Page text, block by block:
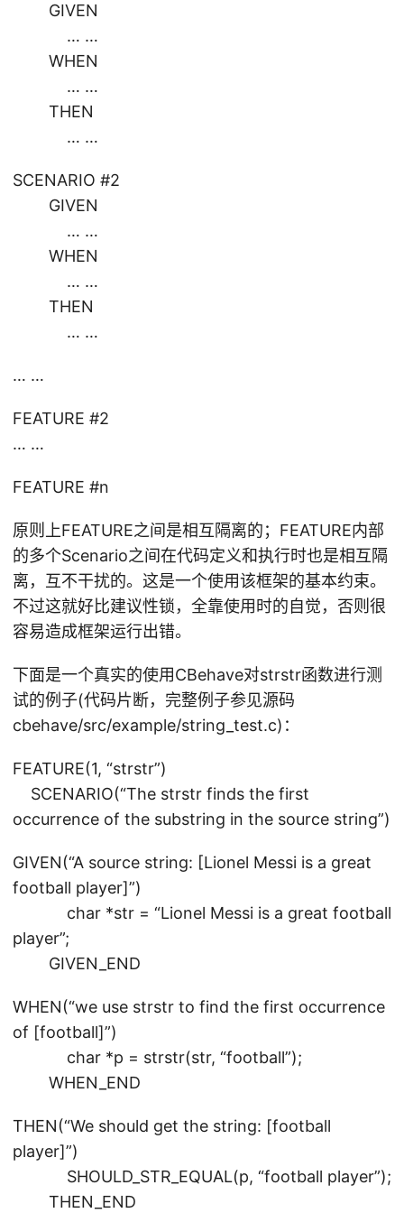
GIVEN
… …
WHEN
… …
THEN
… …
SCENARIO #2
GIVEN
… …
WHEN
… …
THEN
… …
… …
FEATURE #2
… …
FEATURE #n
原则上FEATURE之间是相互隔离的；FEATURE内部
的多个Scenario之间在代码定义和执行时也是相互隔
离，互不干扰的。这是一个使用该框架的基本约束。
不过这就好比建议性锁，全靠使用时的自觉，否则很
容易造成框架运行出错。
下面是一个真实的使用CBehave对strstr函数进行测
试的例子(代码片断，完整例子参见源码
cbehave/src/example/string_test.c)：
FEATURE(1, “strstr”)
SCENARIO(“The strstr finds the first
occurrence of the substring in the source string”)
GIVEN(“A source string: [Lionel Messi is a great
football player]”)
char *str = “Lionel Messi is a great football
player”;
GIVEN_END
WHEN(“we use strstr to find the first occurrence
of [football]”)
char *p = strstr(str, “football”);
WHEN_END
THEN(“We should get the string: [football
player]”)
SHOULD_STR_EQUAL(p, “football player”);
THEN_END